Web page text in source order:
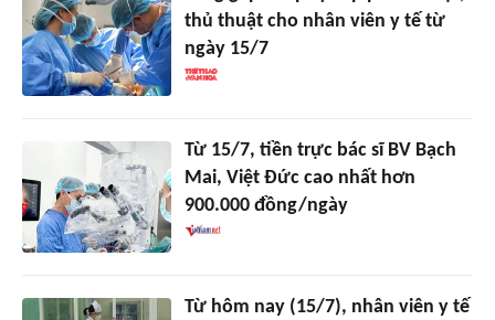
thủ thuật cho nhân viên y tế từ
ngày 15/7
Từ 15/7, tiền trực bác sĩ BV Bạch
Mai, Việt Đức cao nhất hơn
900.000 đồng/ngày
Từ hôm nay (15/7), nhân viên y tế